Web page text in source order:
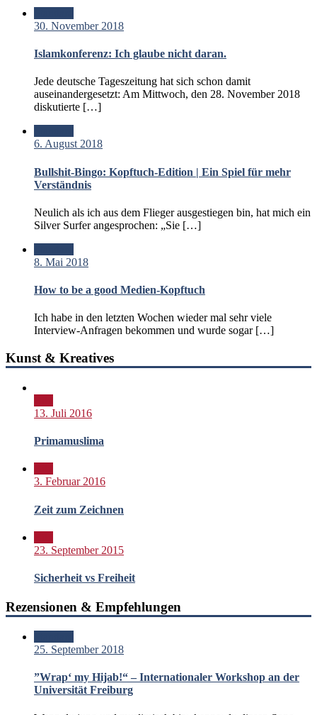
30. November 2018
Islamkonferenz: Ich glaube nicht daran.
Jede deutsche Tageszeitung hat sich schon damit
auseinandergesetzt: Am Mittwoch, den 28. November 2018
diskutierte […]
6. August 2018
Bullshit-Bingo: Kopftuch-Edition | Ein Spiel für mehr
Verständnis
Neulich als ich aus dem Flieger ausgestiegen bin, hat mich ein
Silver Surfer angesprochen: „Sie […]
8. Mai 2018
How to be a good Medien-Kopftuch
Ich habe in den letzten Wochen wieder mal sehr viele
Interview-Anfragen bekommen und wurde sogar […]
Kunst & Kreatives
13. Juli 2016
Primamuslima
3. Februar 2016
Zeit zum Zeichnen
23. September 2015
Sicherheit vs Freiheit
Rezensionen & Empfehlungen
25. September 2018
”Wrap‘ my Hijab!“ – Internationaler Workshop an der
Universität Freiburg